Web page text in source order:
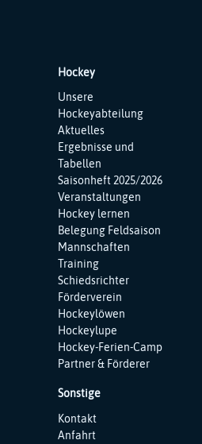
Hockey
Navigation
überspringen
Unsere
Hockeyabteilung
Aktuelles
Ergebnisse und
Tabellen
Saisonheft 2025/2026
Veranstaltungen
Hockey lernen
Belegung Feldsaison
Mannschaften
Training
Schiedsrichter
Förderverein
Hockeylöwen
Hockeylupe
Hockey-Ferien-Camp
Partner & Förderer
Sonstige
Navigation
überspringen
Kontakt
Anfahrt